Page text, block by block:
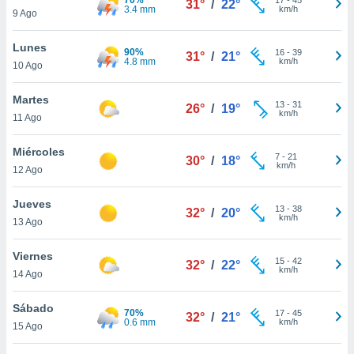
más
nuestra
y
de
disponible
cookies
aceptar
9 Ago
3.4 mm
31° / 22°
km/h
Lunes
10 Ago
90%
4.8 mm
31° / 21° 16- 39
km/h
Martes
11 Ago
26° / 19° 13- 31
km/h
Miércoles
12 Ago
30° / 18° 7- 21
km/h
Jueves
13 Ago
32° / 20° 13- 38
km/h
Viernes
14 Ago
32° / 22° 15- 42
km/h
Sábado
15 Ago
70%
0.6 mm
32° / 21° 17- 45
km/h